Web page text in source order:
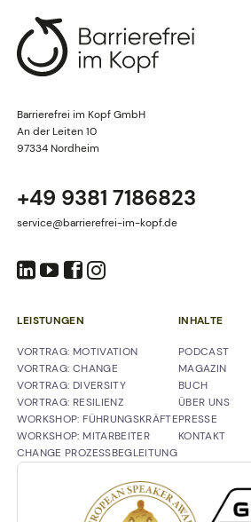
Barrierefrei im Kopf GmbH
An der Leiten 10
97334 Nordheim
+49 9381 7186823
service@barrierefrei-im-kopf.de
LEISTUNGEN
NAVIGATION
ÜBERSPRINGEN
VORTRAG: MOTIVATION
VORTRAG: CHANGE
VORTRAG: DIVERSITY
VORTRAG: RESILIENZ
WORKSHOP: FÜHRUNGSKRÄFTE
WORKSHOP: MITARBEITER
CHANGE PROZESSBEGLEITUNG
INHALTE
NAVIGATION
ÜBERSPRINGEN
PODCAST
MAGAZIN
BUCH
ÜBER UNS
PRESSE
KONTAKT